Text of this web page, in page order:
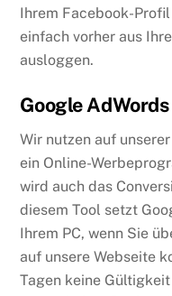
Ihrem Facebook-
einfach vorher aus
ausloggen.
Google AdWords
Wir nutzen auf
ein Online-
wird auch das
diesem Tool setzt
Ihrem PC, wenn Sie
auf unsere Webseite
Tagen keine